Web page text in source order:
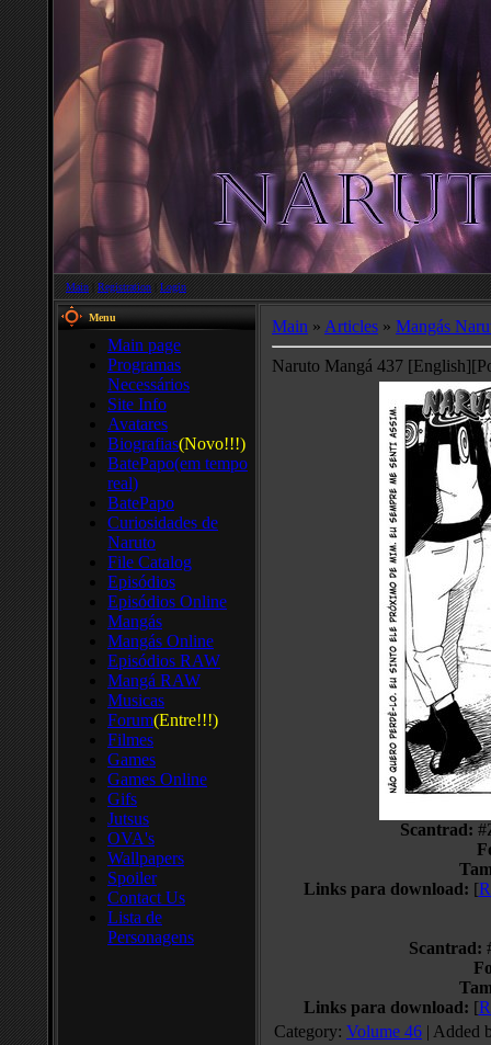
Main|Registration |Login
Menu
Main page
Programas
Necessários
Site Info
Avatares
Biografias(Novo!!!)
BatePapo(em tempo
real)
BatePapo
Curiosidades de
Naruto
File Catalog
Episódios
Episódios Online
Mangás
Mangás Online
Episódios RAW
Mangá RAW
Musicas
Forum(Entre!!!)
Filmes
Games
Games Online
Gifs
Jutsus
OVA's
Wallpapers
Spoiler
Contact Us
Lista de
Personagens
Main » Articles » Mangás
Naruto Mangá 437
Scantrad:
Links para download: [
Scantrad:
Links para download: [
Category: Volume 46 | Added